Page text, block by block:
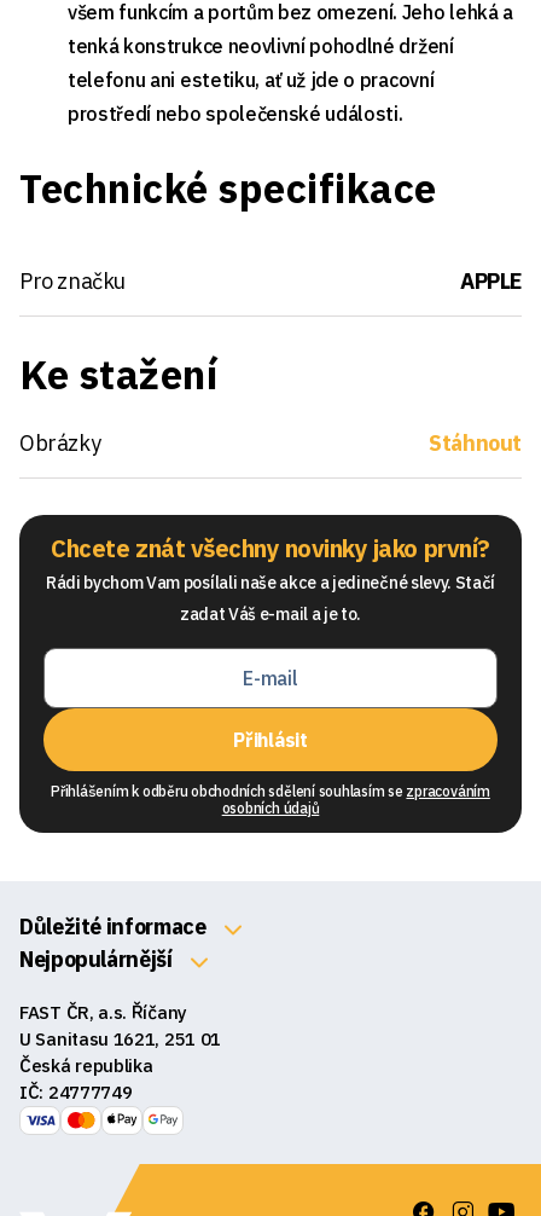
všem funkcím a portům bez omezení. Jeho lehká a
tenká konstrukce neovlivní pohodlné držení
telefonu ani estetiku, ať už jde o pracovní
prostředí nebo společenské události.
Technické specifikace
Pro značku APPLE
Ke stažení
Obrázky Stáhnout
Chcete znát všechny novinky jako první?
Rádi bychom Vam posílali naše akce a jedinečné slevy. Stačí
zadat Váš e-mail a je to.
Přihlásit
Přihlášením k odběru obchodních sdělení souhlasím se zpracováním
osobních údajů
Důležité informace
O nás
Obchodní podmínky
Reklamace a vrácení zboží
GDPR
Nejpopulárnější
Myši
Sluchátka
Reproduktory
Podložky pod myš
FAST ČR, a.s. Říčany
U Sanitasu 1621, 251 01
Česká republika
IČ: 24777749